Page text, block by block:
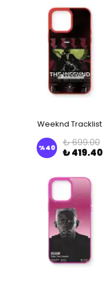
Weeknd Tracklist
%40
₺ 699.00
₺ 419.40